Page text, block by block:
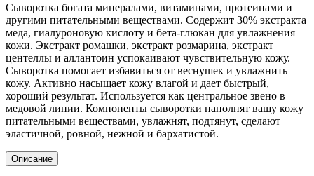
Сыворотка богата минералами, витаминами, протеинами и
другими питательными веществами. Содержит 30% экстракта
меда, гиалуроновую кислоту и бета-глюкан для увлажнения
кожи. Экстракт ромашки, экстракт розмарина, экстракт
центеллы и аллантоин успокаивают чувствительную кожу.
Сыворотка помогает избавиться от веснушек и увлажнить
кожу. Активно насыщает кожу влагой и дает быстрый,
хороший результат. Используется как центральное звено в
медовой линии. Компоненты сыворотки наполнят вашу кожу
питательными веществами, увлажнят, подтянут, сделают
эластичной, ровной, нежной и бархатистой.
Описание